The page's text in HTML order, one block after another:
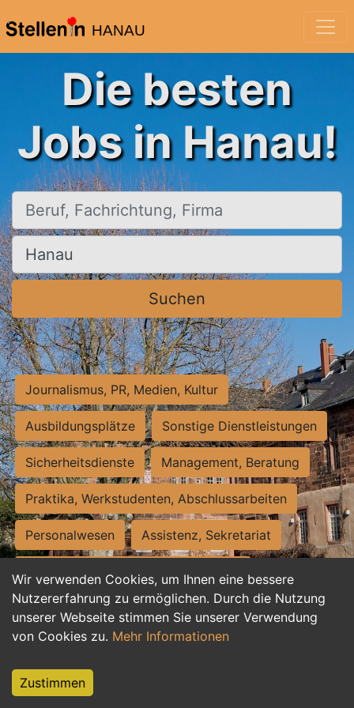
HANAU
Wir verwenden Cookies, um Ihnen eine bessere
Nutzererfahrung zu ermöglichen. Durch die Nutzung
unserer Webseite stimmen Sie unserer Verwendung
von Cookies zu. Mehr Informationen
Zustimmen
Die besten
Jobs in Hanau!
Beruf, Fachrichtung, Firma
Ort, Stadt
Suchen
Journalismus, PR, Medien, Kultur
Ausbildungsplätze Sonstige Dienstleistungen
Sicherheitsdienste Management, Beratung
Praktika, Werkstudenten, Abschlussarbeiten
Personalwesen Assistenz, Sekretariat
Hilfskräfte, Aushilfs- und Nebenjobs
Einkauf, Logistik, Materialwirtschaft
Weiterbildung, Studium, duale Ausbildung
Tourismus